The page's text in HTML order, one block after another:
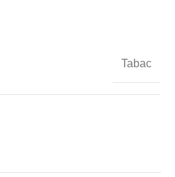
Tabac